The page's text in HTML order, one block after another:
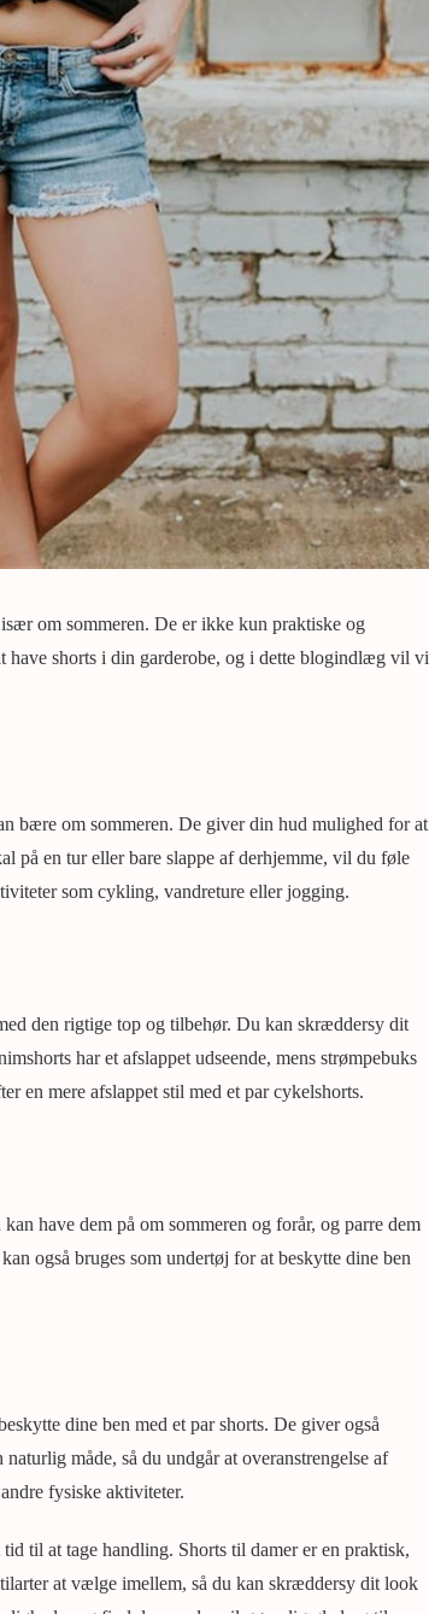
om sommeren. De er ikke kun praktiske og
have shorts i din garderobe, og i dette blogindlæg vil vi
bære om sommeren. De giver din hud mulighed for at
på en tur eller bare slappe af derhjemme, vil du føle
som cykling, vandreture eller jogging.
den rigtige top og tilbehør. Du kan skræddersy dit
har et afslappet udseende, mens strømpebuks
en mere afslappet stil med et par cykelshorts.
have dem på om sommeren og forår, og parre dem
også bruges som undertøj for at beskytte dine ben
dine ben med et par shorts. De giver også
måde, så du undgår at overanstrengelse af
fysiske aktiviteter.
til at tage handling. Shorts til damer er en praktisk,
at vælge imellem, så du kan skræddersy dit look